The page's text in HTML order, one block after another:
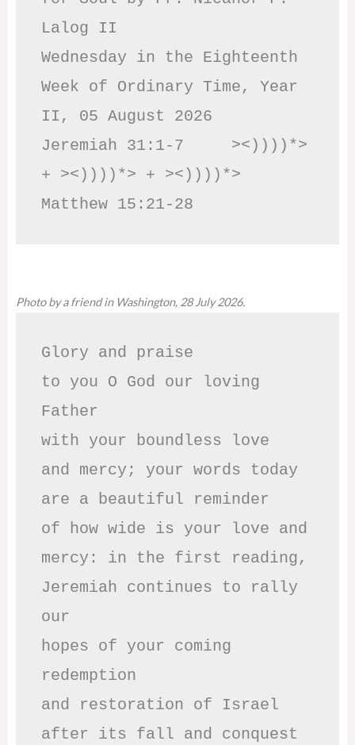
Lalog II
Wednesday in the Eighteenth
Week of Ordinary Time, Year
II, 05 August 2026
Jeremiah 31:1-7     ><))))*>
+ ><))))*> + ><))))*>
Matthew 15:21-28
Photo by a friend in Washington, 28 July 2026.
Glory and praise
to you O God our loving
Father
with your boundless love
and mercy; your words today
are a beautiful reminder
of how wide is your love and
mercy: in the first reading,
Jeremiah continues to rally
our
hopes of your coming
redemption
and restoration of Israel
after its fall and conquest